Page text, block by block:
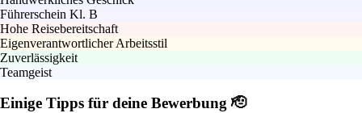
Führerschein Kl. B
Hohe Reisebereitschaft
Eigenverantwortlicher Arbeitsstil
Zuverlässigkeit
Teamgeist
Einige Tipps für deine Bewerbung 🫡